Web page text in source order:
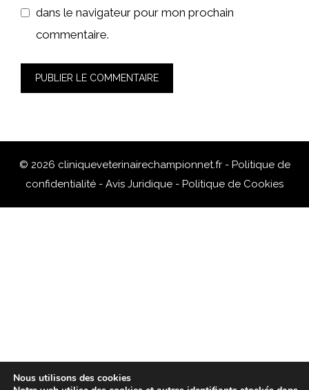
dans le navigateur pour mon prochain
commentaire.
© 2026 cliniqueveterinairechampionnet.fr - Politique de
confidentialité - Avis Juridique - Politique de Cookies
Nous utilisons des cookies